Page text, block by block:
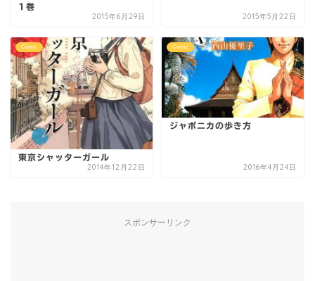
1巻
2015年6月29日 2015年5月22日
Comic
東京シャッターガール
2014年12月22日
Comic
ジャポニカの歩き方
2016年4月24日
スポンサーリンク